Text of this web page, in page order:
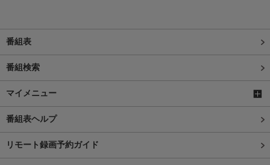
番組表
番組検索
マイメニュー
番組表ヘルプ
リモート録画予約ガイド